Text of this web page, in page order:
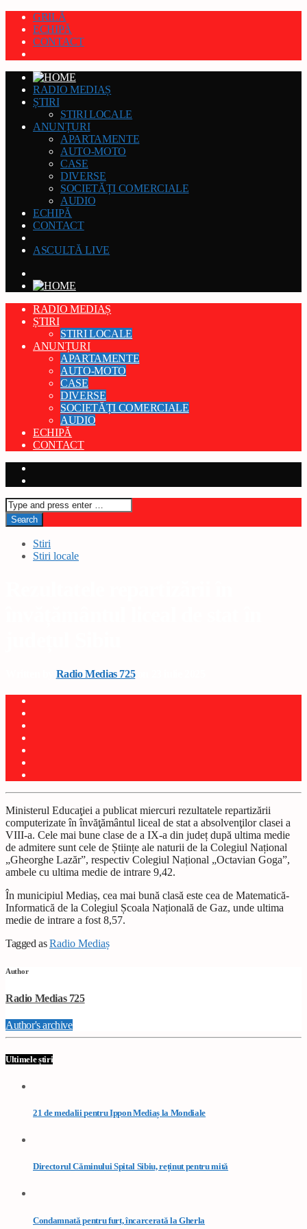
GRILĂ
ECHIPĂ
CONTACT
RADIO MEDIAȘ
ȘTIRI
STIRI LOCALE
ANUNȚURI
APARTAMENTE
AUTO-MOTO
CASE
DIVERSE
SOCIETĂȚI COMERCIALE
AUDIO
ECHIPĂ
CONTACT
ASCULTĂ LIVE
RADIO MEDIAȘ
ȘTIRI
STIRI LOCALE
ANUNȚURI
APARTAMENTE
AUTO-MOTO
CASE
DIVERSE
SOCIETĂȚI COMERCIALE
AUDIO
ECHIPĂ
CONTACT
Stiri
Stiri locale
Radio Medias 725on 23 iulie 2025
Ministerul Educaţiei a publicat miercuri rezultatele repartizării
computerizate în învăţământul liceal de stat a absolvenţilor clasei a
VIII-a. Cele mai bune clase de a IX-a din județ după ultima medie
de admitere sunt cele de Științe ale naturii de la Colegiul Național
„Gheorghe Lazăr”, respectiv Colegiul Național „Octavian Goga”,
ambele cu ultima medie de intrare 9,42.
În municipiul Mediaș, cea mai bună clasă este cea de Matematică-
Informatică de la Colegiul Școala Națională de Gaz, unde ultima
medie de intrare a fost 8,57.
Tagged asRadio Mediaș
Author
Radio Medias 725
Author's archive
Ultimele știri
21 de medalii pentru Ippon Mediaș la Mondiale
Directorul Căminului Spital Sibiu, reținut pentru mită
Condamnată pentru furt, încarcerată la Gherla